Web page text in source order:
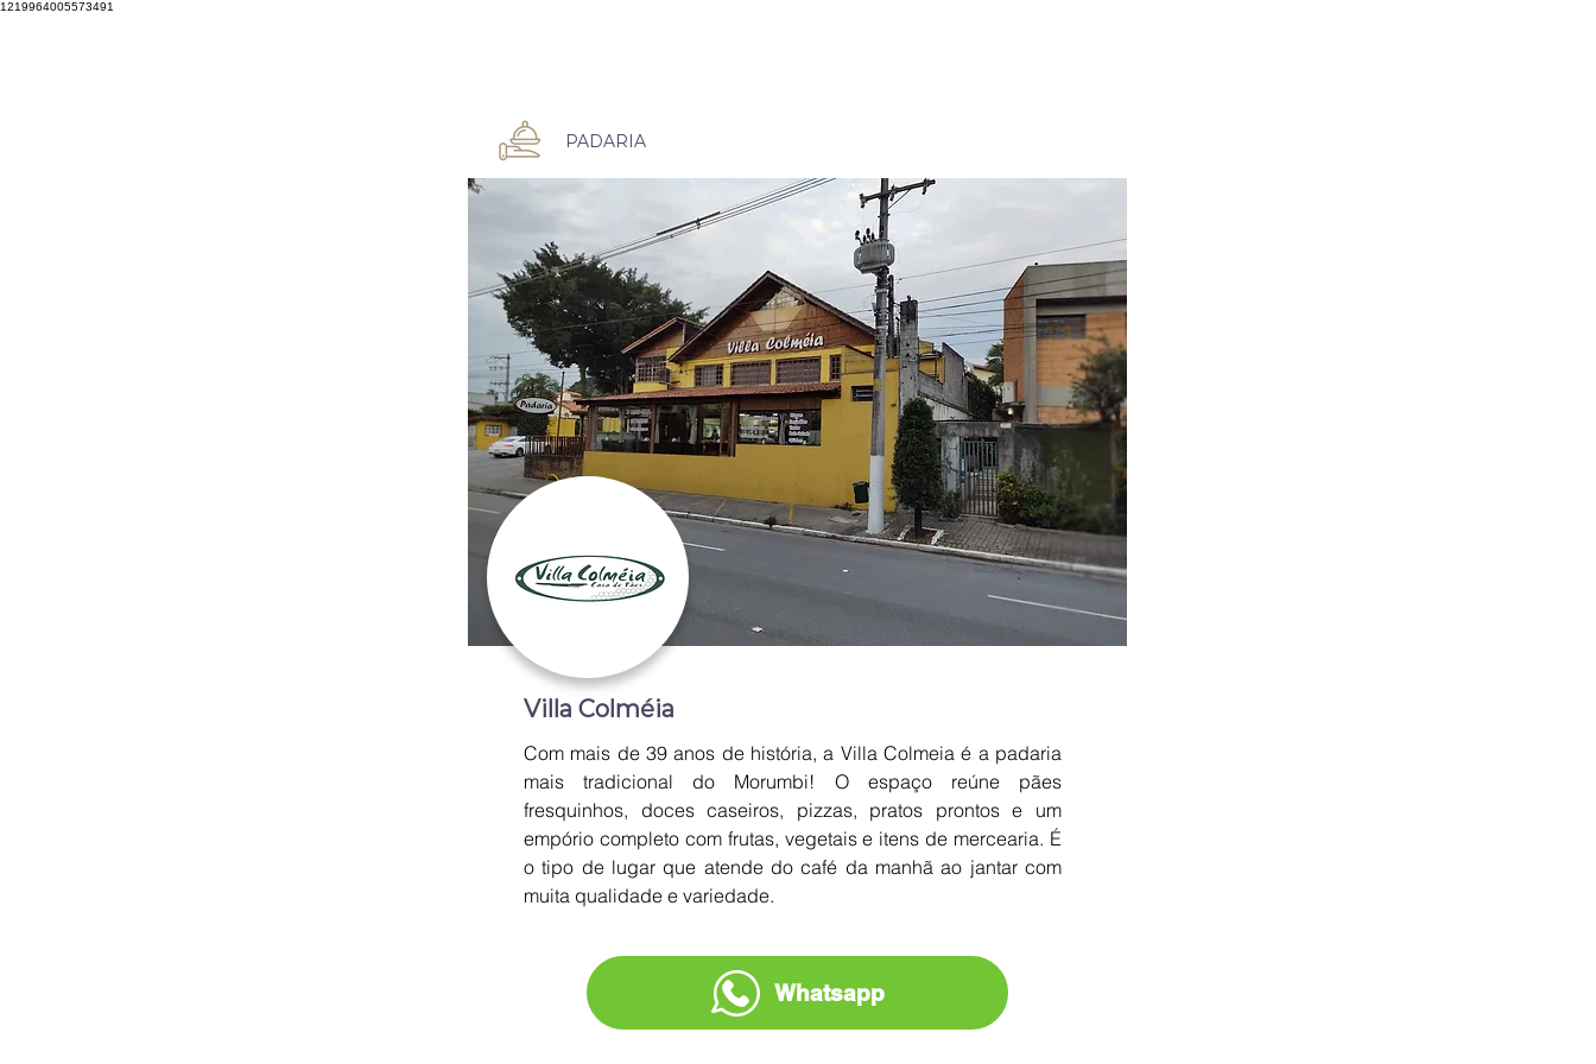
1219964005573491
PADARIA
Villa Colméia
Com mais de 39 anos de história, a Villa Colmeia é a padaria
mais tradicional do Morumbi! O espaço reúne pães
fresquinhos, doces caseiros, pizzas, pratos prontos e um
empório completo com frutas, vegetais e itens de mercearia. É
o tipo de lugar que atende do café da manhã ao jantar com
muita qualidade e variedade.
Whatsapp